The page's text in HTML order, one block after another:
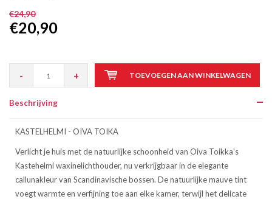
€24,90
€20,90
- + TOEVOEGEN AAN WINKELWAGEN
Beschrijving
KASTELHELMI - OIVA TOIKA
Verlicht je huis met de natuurlijke schoonheid van Oiva Toikka's
Kastehelmi waxinelichthouder, nu verkrijgbaar in de elegante
callunakleur van Scandinavische bossen. De natuurlijke mauve tint
voegt warmte en verfijning toe aan elke kamer, terwijl het delicate